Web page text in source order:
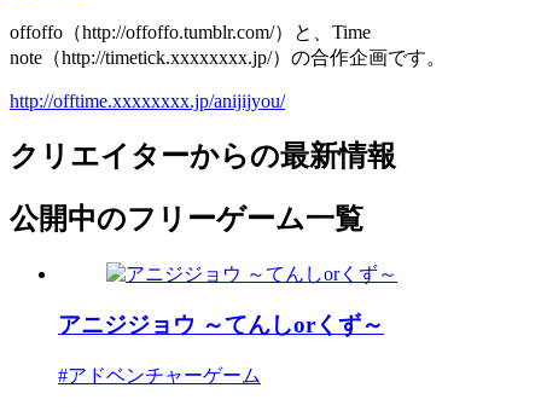
offoffo（http://offoffo.tumblr.com/）と、Time
note（http://timetick.xxxxxxxx.jp/）の合作企画です。
http://offtime.xxxxxxxx.jp/anijijyou/
クリエイターからの最新情報
公開中のフリーゲーム一覧
アニジジョウ ～てんしorくず～
#アドベンチャーゲーム